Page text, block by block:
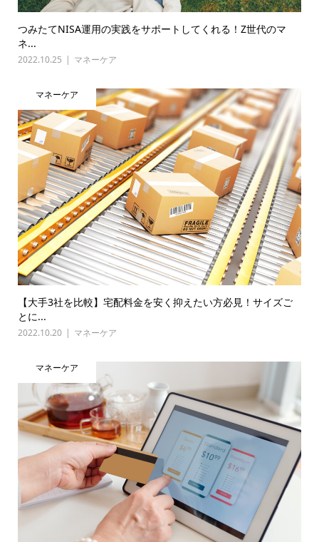
つみたてNISA運用の実践をサポートしてくれる！Z世代のマ
ネ...
2022.10.25 マネーケア
マネーケア
【大手3社を比較】宅配料金を安く抑えたい方必見！サイズご
とに...
2022.10.20 マネーケア
マネーケア